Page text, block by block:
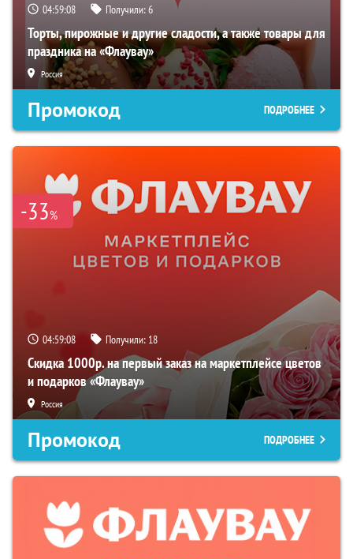
04:59:07 Получили:6
Торты, пирожные и другие сладости, а также товары для
праздника на «Флаувау»
Россия
Промокод ПОДРОБНЕЕ
-33%
04:59:07 Получили: 18
Скидка 1000р. на первый заказ на маркетплейсе цветов
и подарков «Флаувау»
Россия
Промокод ПОДРОБНЕЕ